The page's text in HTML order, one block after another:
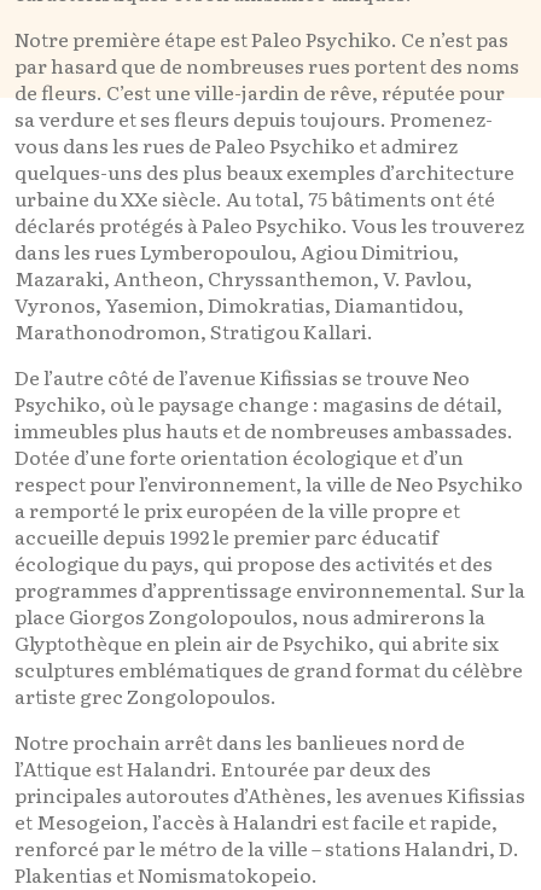
Notre première étape est Paleo Psychiko. Ce n’est pas
par hasard que de nombreuses rues portent des noms
de fleurs. C’est une ville-jardin de rêve, réputée pour
sa verdure et ses fleurs depuis toujours. Promenez-
vous dans les rues de Paleo Psychiko et admirez
quelques-uns des plus beaux exemples d’architecture
urbaine du XXe siècle. Au total, 75 bâtiments ont été
déclarés protégés à Paleo Psychiko. Vous les trouverez
dans les rues Lymberopoulou, Agiou Dimitriou,
Mazaraki, Antheon, Chryssanthemon, V. Pavlou,
Vyronos, Yasemion, Dimokratias, Diamantidou,
Marathonodromon, Stratigou Kallari.
De l’autre côté de l’avenue Kifissias se trouve Neo
Psychiko, où le paysage change : magasins de détail,
immeubles plus hauts et de nombreuses ambassades.
Dotée d’une forte orientation écologique et d’un
respect pour l’environnement, la ville de Neo Psychiko
a remporté le prix européen de la ville propre et
accueille depuis 1992 le premier parc éducatif
écologique du pays, qui propose des activités et des
programmes d’apprentissage environnemental. Sur la
place Giorgos Zongolopoulos, nous admirerons la
Glyptothèque en plein air de Psychiko, qui abrite six
sculptures emblématiques de grand format du célèbre
artiste grec Zongolopoulos.
Notre prochain arrêt dans les banlieues nord de
l’Attique est Halandri. Entourée par deux des
principales autoroutes d’Athènes, les avenues Kifissias
et Mesogeion, l’accès à Halandri est facile et rapide,
renforcé par le métro de la ville – stations Halandri, D.
Plakentias et Nomismatokopeio.